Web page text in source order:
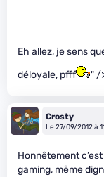
Eh allez, je sens
déloyale, pfff
" /
Crosty
Le 27/09/2012 à
Honnêtement
gaming, même